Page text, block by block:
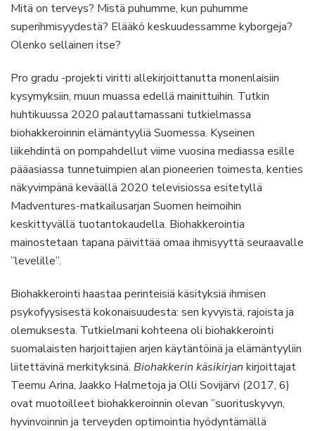
Mitä on terveys? Mistä puhumme, kun puhumme
superihmisyydestä? Elääkö keskuudessamme kyborgeja?
Olenko sellainen itse?
Pro gradu -projekti viritti allekirjoittanutta monenlaisiin
kysymyksiin, muun muassa edellä mainittuihin. Tutkin
huhtikuussa 2020 palauttamassani tutkielmassa
biohakkeroinnin elämäntyyliä Suomessa. Kyseinen
liikehdintä on pompahdellut viime vuosina mediassa esille
pääasiassa tunnetuimpien alan pioneerien toimesta, kenties
näkyvimpänä keväällä 2020 televisiossa esitetyllä
Madventures-matkailusarjan Suomen heimoihin
keskittyvällä tuotantokaudella. Biohakkerointia
mainostetaan tapana päivittää omaa ihmisyyttä seuraavalle
”levelille”.
Biohakkerointi haastaa perinteisiä käsityksiä ihmisen
psykofyysisestä kokonaisuudesta: sen kyvyistä, rajoista ja
olemuksesta. Tutkielmani kohteena oli biohakkerointi
suomalaisten harjoittajien arjen käytäntöinä ja elämäntyyliin
liitettävinä merkityksinä. Biohakkerin käsikirjan kirjoittajat
Teemu Arina, Jaakko Halmetoja ja Olli Sovijärvi (2017, 6)
ovat muotoilleet biohakkeroinnin olevan ”suorituskyvyn,
hyvinvoinnin ja terveyden optimointia hyödyntämällä